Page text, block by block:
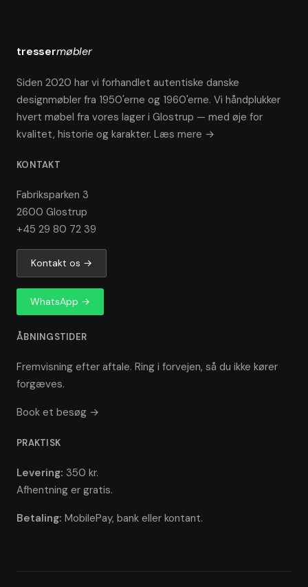
tressermøbler
Siden 2020 har vi forhandlet autentiske danske
designmøbler fra 1950'erne og 1960'erne. Vi håndplukker
hvert møbel fra vores lager i Glostrup — med øje for
kvalitet, historie og karakter. Læs mere →
KONTAKT
Fabriksparken 3
2600 Glostrup
+45 29 80 72 39
Kontakt os →
WhatsApp →
ÅBNINGSTIDER
Fremvisning efter aftale. Ring i forvejen, så du ikke kører
forgæves.
Book et besøg →
PRAKTISK
Levering: 350 kr.
Afhentning er gratis.
Betaling: MobilePay, bank eller kontant.